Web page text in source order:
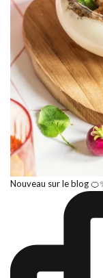
Nouveau sur le blog